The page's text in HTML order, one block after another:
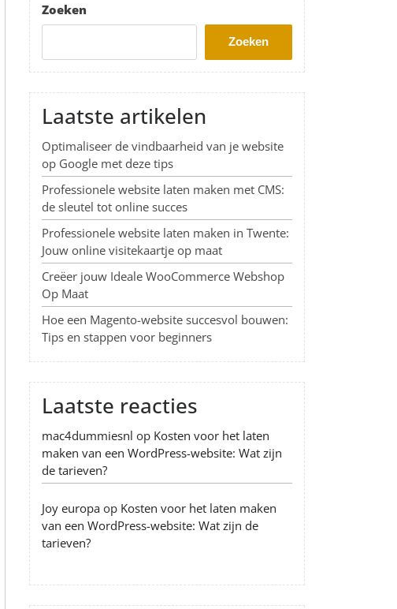
Zoeken
Zoeken
Laatste artikelen
Optimaliseer de vindbaarheid van je website
op Google met deze tips
Professionele website laten maken met CMS:
de sleutel tot online succes
Professionele website laten maken in Twente:
Jouw online visitekaartje op maat
Creëer jouw Ideale WooCommerce Webshop
Op Maat
Hoe een Magento-website succesvol bouwen:
Tips en stappen voor beginners
Laatste reacties
mac4dummiesnl op Kosten voor het laten
maken van een WordPress-website: Wat zijn
de tarieven?
Joy europa op Kosten voor het laten maken
van een WordPress-website: Wat zijn de
tarieven?